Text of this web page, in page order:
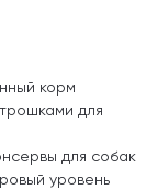
корм
для
для собак
уровень